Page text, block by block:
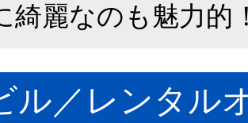
綺麗なのも魅力的
ル／レンタル